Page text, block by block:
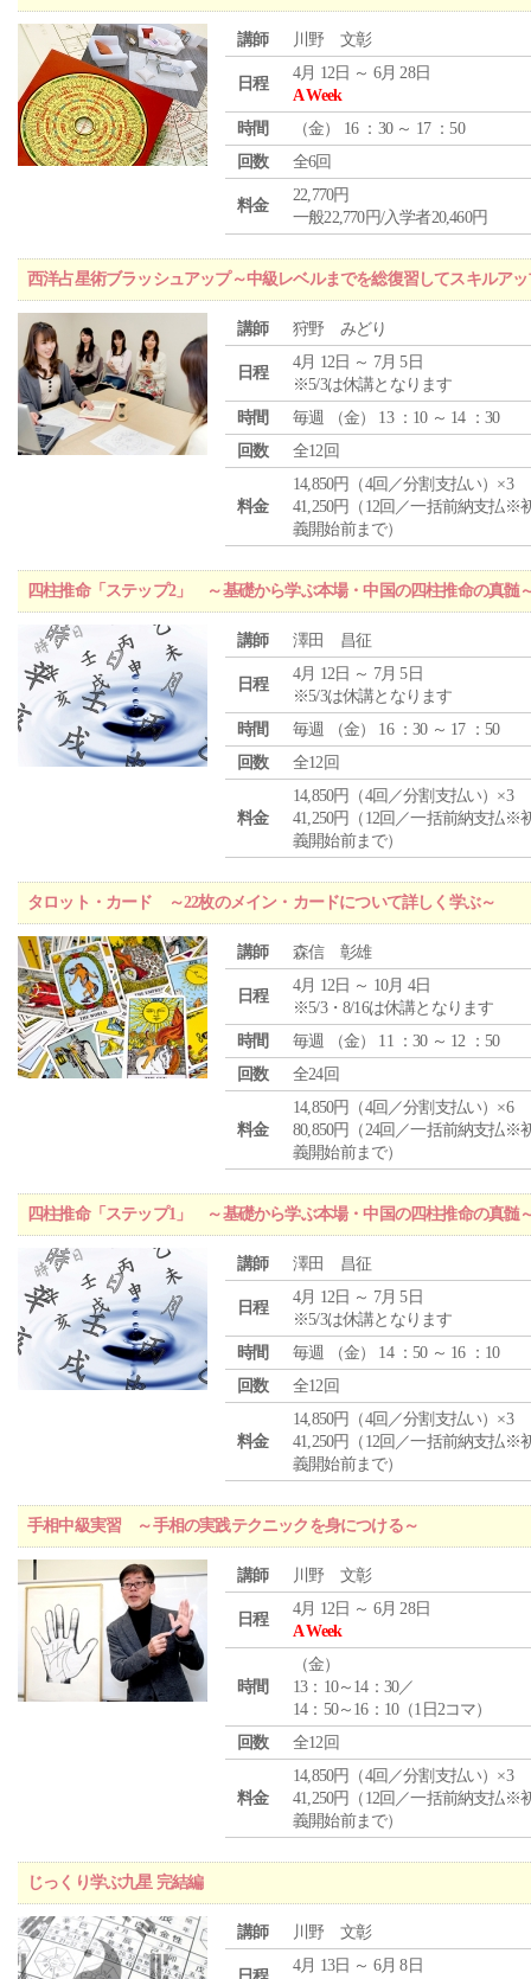
講師 川野 文彰
日程
4月 12日 ～ 6月 28日
A Week
時間
（金） 16 ：30 ～ 17 ：50
回数
全6回
料金
22,770円
一般22,770円/入学者20,460円
西洋占星術ブラッシュアップ～中級レベルまでを総復習してスキルア
講師 狩野 みどり
日程
4月 12日 ～ 7月 5日
※5/3は休講となります
時間
毎週 （金） 13 ：10 ～ 14 ：30
回数
全12回
料金
14,850円（4回／分割支払い）×3
41,250円（12回／一括前納支払※
義開始前まで）
四柱推命「ステップ2」 ～基礎から学ぶ本場・中国の四柱推命の真髄
講師 澤田 昌征
日程
4月 12日 ～ 7月 5日
※5/3は休講となります
時間
毎週 （金） 16 ：30 ～ 17 ：50
回数
全12回
料金
14,850円（4回／分割支払い）×3
41,250円（12回／一括前納支払※
義開始前まで）
タロット・カード ～22枚のメイン・カードについて詳しく学ぶ～
講師 森信 彰雄
日程
4月 12日 ～ 10月 4日
※5/3・8/16は休講となります
時間
毎週 （金） 11 ：30 ～ 12 ：50
回数
全24回
料金
14,850円（4回／分割支払い）×6
80,850円（24回／一括前納支払※
義開始前まで）
四柱推命「ステップ1」 ～基礎から学ぶ本場・中国の四柱推命の真髄
講師 澤田 昌征
日程
4月 12日 ～ 7月 5日
※5/3は休講となります
時間
毎週 （金） 14 ：50 ～ 16 ：10
回数
全12回
料金
14,850円（4回／分割支払い）×3
41,250円（12回／一括前納支払※
義開始前まで）
手相中級実習 ～手相の実践テクニックを身につける～
講師 川野 文彰
日程
4月 12日 ～ 6月 28日
A Week
時間
（金）
13：10～14：30／
14：50～16：10（1日2コマ）
回数
全12回
料金
14,850円（4回／分割支払い）×3
41,250円（12回／一括前納支払※
義開始前まで）
じっくり学ぶ九星 完結編
講師 川野 文彰
4月 13日 ～ 6月 8日